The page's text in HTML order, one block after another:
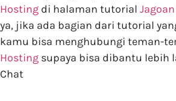
Hosting di halaman tutorial
ya, jika ada bagian dari tutorial
kamu bisa menghubungi teman-
Hosting supaya bisa dibantu lebih
Chat